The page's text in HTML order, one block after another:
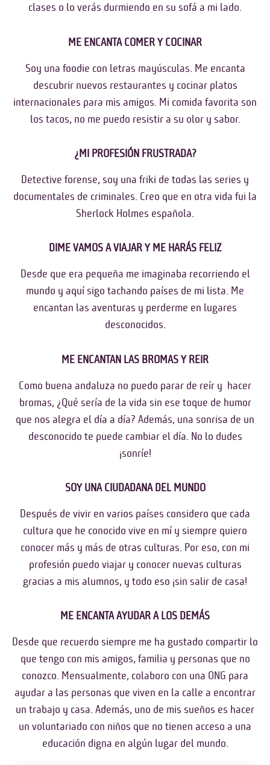
clases o lo verás durmiendo en su sofá a mi lado.
ME ENCANTA COMER Y COCINAR
Soy una foodie con letras mayúsculas. Me encanta
descubrir nuevos restaurantes y cocinar platos
internacionales para mis amigos. Mi comida favorita son
los tacos, no me puedo resistir a su olor y sabor.
¿MI PROFESIÓN FRUSTRADA?
Detective forense, soy una friki de todas las series y
documentales de criminales. Creo que en otra vida fui la
Sherlock Holmes española.
DIME VAMOS A VIAJAR Y ME HARÁS FELIZ
Desde que era pequeña me imaginaba recorriendo el
mundo y aquí sigo tachando países de mi lista. Me
encantan las aventuras y perderme en lugares
desconocidos.
ME ENCANTAN LAS BROMAS Y REIR
Como buena andaluza no puedo parar de reír y hacer
bromas, ¿Qué sería de la vida sin ese toque de humor
que nos alegra el día a día? Además, una sonrisa de un
desconocido te puede cambiar el día. No lo dudes
¡sonríe!
SOY UNA CIUDADANA DEL MUNDO
Después de vivir en varios países considero que cada
cultura que he conocido vive en mí y siempre quiero
conocer más y más de otras culturas. Por eso, con mi
profesión puedo viajar y conocer nuevas culturas
gracias a mis alumnos, y todo eso ¡sin salir de casa!
ME ENCANTA AYUDAR A LOS DEMÁS
Desde que recuerdo siempre me ha gustado compartir lo
que tengo con mis amigos, familia y personas que no
conozco. Mensualmente, colaboro con una ONG para
ayudar a las personas que viven en la calle a encontrar
un trabajo y casa. Además, uno de mis sueños es hacer
un voluntariado con niños que no tienen acceso a una
educación digna en algún lugar del mundo.